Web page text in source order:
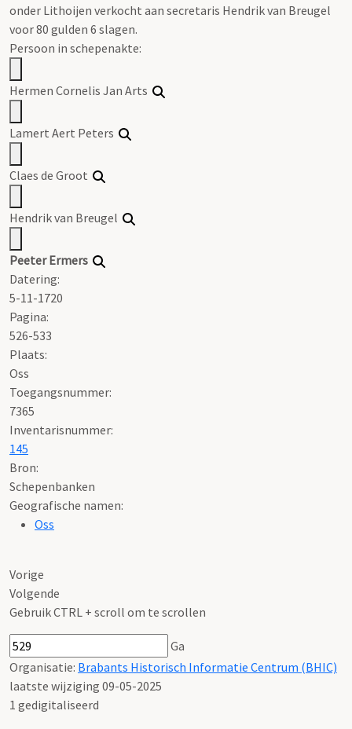
onder Lithoijen verkocht aan secretaris Hendrik van Breugel
voor 80 gulden 6 slagen.
Persoon in schepenakte:
Hermen Cornelis Jan Arts
Lamert Aert Peters
Claes de Groot
Hendrik van Breugel
Peeter Ermers
Datering:
5-11-1720
Pagina:
526-533
Plaats:
Oss
Toegangsnummer:
7365
Inventarisnummer:
145
Bron:
Schepenbanken
Geografische namen:
Oss
Vorige
Volgende
Gebruik CTRL + scroll om te scrollen
Ga
Organisatie: Brabants Historisch Informatie Centrum (BHIC)
laatste wijziging 09-05-2025
1 gedigitaliseerd